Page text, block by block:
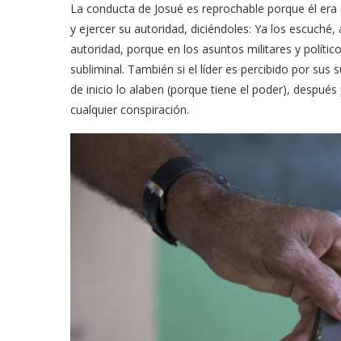
La conducta de Josué es reprochable porque él
y ejercer su autoridad, diciéndoles: Ya los
autoridad, porque en los asuntos militares y
subliminal. También si el líder es percibido por
de inicio lo alaben (porque tiene el poder),
cualquier conspiración.